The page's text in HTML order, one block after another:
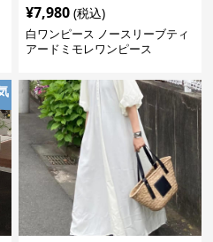
¥7,980 (税込)
白ワンピース ノースリーブティ
アードミモレワンピース